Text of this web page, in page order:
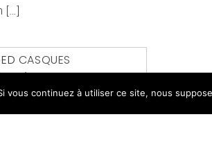
[…]
CASQUES
continuez à utiliser ce site, nous